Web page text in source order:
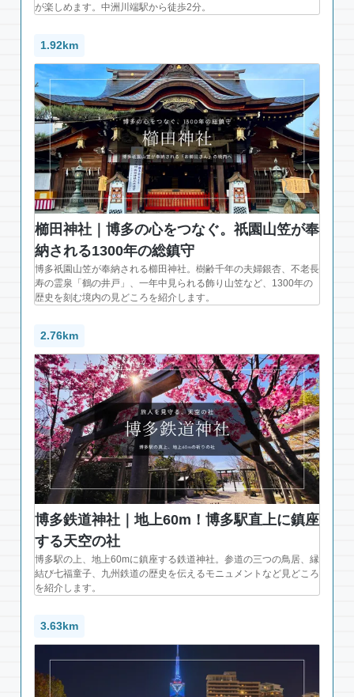
が楽しめます。中洲川端駅から徒歩2分。
1.92km
櫛田神社｜博多の心をつなぐ。祇園山笠が奉
納される1300年の総鎮守
博多祇園山笠が奉納される櫛田神社。樹齢千年の夫婦銀杏、不老長
寿の霊泉「鶴の井戸」、一年中見られる飾り山笠など、1300年の
歴史を刻む境内の見どころを紹介します。
2.76km
博多鉄道神社｜地上60m！博多駅直上に鎮座
する天空の社
博多駅の上、地上60mに鎮座する鉄道神社。参道の三つの鳥居、縁
結び七福童子、九州鉄道の歴史を伝えるモニュメントなど見どころ
を紹介します。
3.63km